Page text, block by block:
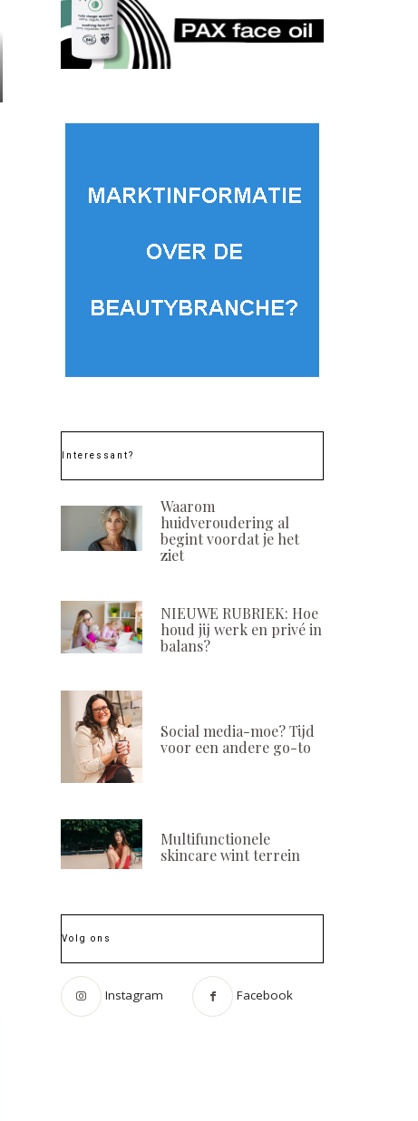
Interessant?
Waarom
huidveroudering al
begint voordat je het
ziet
NIEUWE RUBRIEK: Hoe
houd jij werk en privé in
balans?
Social media-moe? Tijd
voor een andere go-to
Multifunctionele
skincare wint terrein
Volg ons
Instagram Facebook